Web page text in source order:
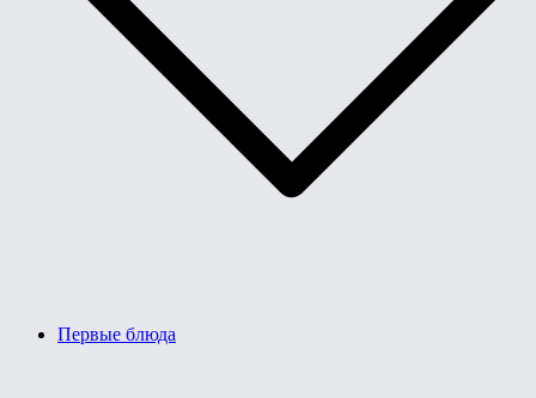
Первые блюда